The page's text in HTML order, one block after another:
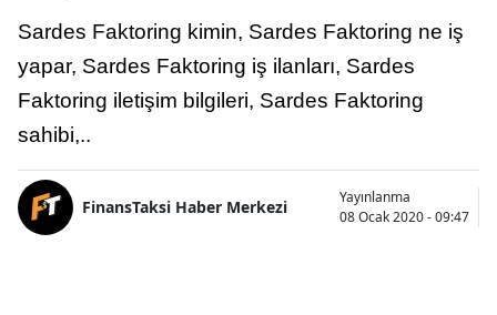
Sardes Faktoring kimin, Sardes Faktoring ne iş
yapar, Sardes Faktoring iş ilanları, Sardes
Faktoring iletişim bilgileri, Sardes Faktoring
sahibi,..
FinansTaksi Haber Merkezi
Yayınlanma
08 Ocak 2020 - 09:47